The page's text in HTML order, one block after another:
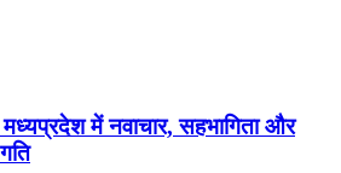
में नवाचार, सहभागिता और